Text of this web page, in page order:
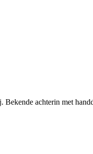
achterin met